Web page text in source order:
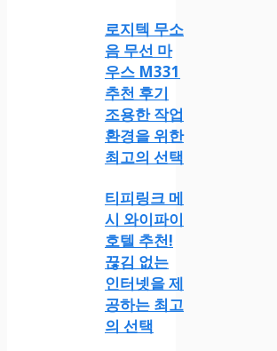
로지텍 무소
음 무선 마
우스 M331
추천 후기
조용한 작업
환경을 위한
최고의 선택
티피링크 메
시 와이파이
호텔 추천!
끊김 없는
인터넷을 제
공하는 최고
의 선택